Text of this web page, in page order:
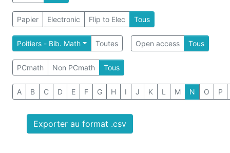
Papier Electronic Flip to Elec Tous
Poitiers - Bib. Math Toutes Open access Tous
PCmath Non PCmath Tous
A B C D E F G H I J K L M N O P
Exporter au format .csv